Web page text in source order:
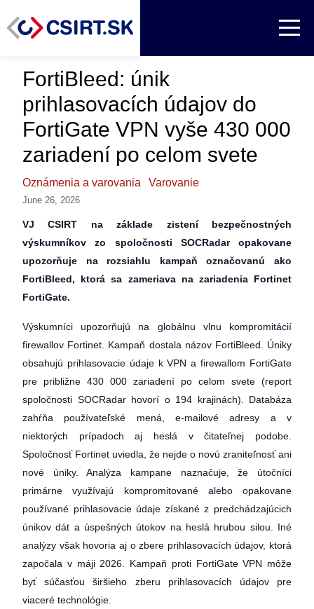
FortiBleed: únik
prihlasovacích údajov do
FortiGate VPN vyše 430 000
zariadení po celom svete
Oznámenia a varovania Varovanie
June 26, 2026
VJ CSIRT na základe zistení bezpečnostných
výskumníkov zo spoločnosti SOCRadar opakovane
upozorňuje na rozsiahlu kampaň označovanú ako
FortiBleed, ktorá sa zameriava na zariadenia Fortinet
FortiGate.
Výskumníci upozorňujú na globálnu vlnu kompromitácií
firewallov Fortinet. Kampaň dostala názov FortiBleed. Úniky
obsahujú prihlasovacie údaje k VPN a firewallom FortiGate
pre približne 430 000 zariadení po celom svete (report
spoločnosti SOCRadar hovorí o 194 krajinách). Databáza
zahŕňa používateľské mená, e-mailové adresy a v
niektorých prípadoch aj heslá v čitateľnej podobe.
Spoločnosť Fortinet uviedla, že nejde o novú zraniteľnosť ani
nové úniky. Analýza kampane naznačuje, že útočníci
primárne využívajú kompromitované alebo opakovane
používané prihlasovacie údaje získané z predchádzajúcich
únikov dát a úspešných útokov na heslá hrubou silou. Iné
analýzy však hovoria aj o zbere prihlasovacích údajov, ktorá
započala v máji 2026. Kampaň proti FortiGate VPN môže
byť súčasťou širšieho zberu prihlasovacích údajov pre
viaceré technológie.